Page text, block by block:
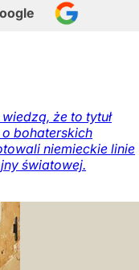
że to tytuł
bohaterskich
niemieckie linie
światowej.